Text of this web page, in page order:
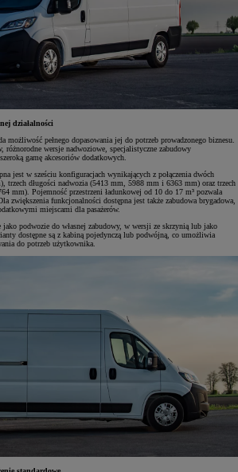
działalności
pełnego dopasowania jej do potrzeb prowadzonego biznesu.
różnorodne wersje nadwoziowe, specjalistyczne zabudowy
gamę akcesoriów dodatkowych.
jest w sześciu konfiguracjach wynikających z połączenia dwóch
trzech długości nadwozia (5413 mm, 5988 mm i 6363 mm) oraz trzech
mm). Pojemność przestrzeni ładunkowej od 10 do 17 m³ pozwala
zwiększenia funkcjonalności dostępna jest także zabudowa brygadowa,
miejscami dla pasażerów.
podwozie do własnej zabudowy, w wersji ze skrzynią lub jako
dostępne są z kabiną pojedynczą lub podwójną, co umożliwia
do potrzeb użytkownika.